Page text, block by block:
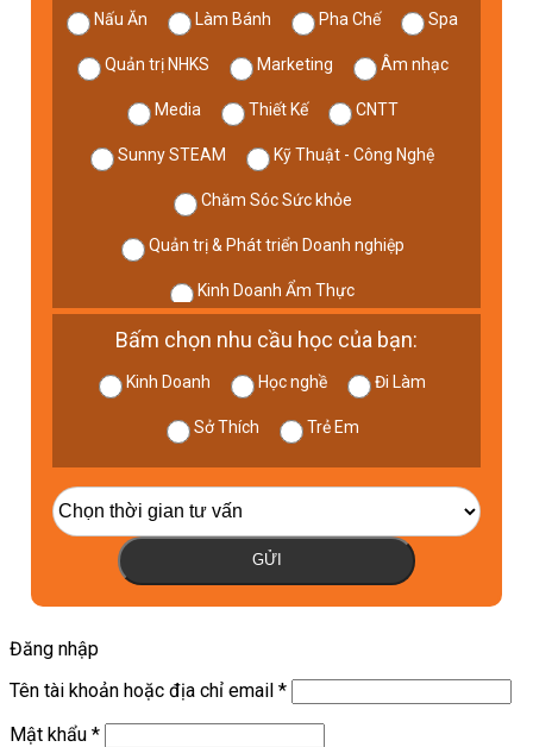
Nấu Ăn Làm Bánh Pha Chế Spa
Quản trị NHKS Marketing Âm nhạc
Media Thiết Kế CNTT
Sunny STEAM Kỹ Thuật - Công Nghệ
Chăm Sóc Sức khỏe
Quản trị & Phát triển Doanh nghiệp
Kinh Doanh Ẩm Thực
Bấm chọn nhu cầu học của bạn:
Kinh Doanh Học nghề Đi Làm
Sở Thích Trẻ Em
GỬI
Đăng nhập
Tên tài khoản hoặc địa chỉ email *
Mật khẩu *